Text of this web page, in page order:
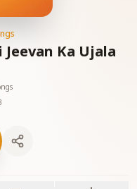
Jeevan Ka Ujala